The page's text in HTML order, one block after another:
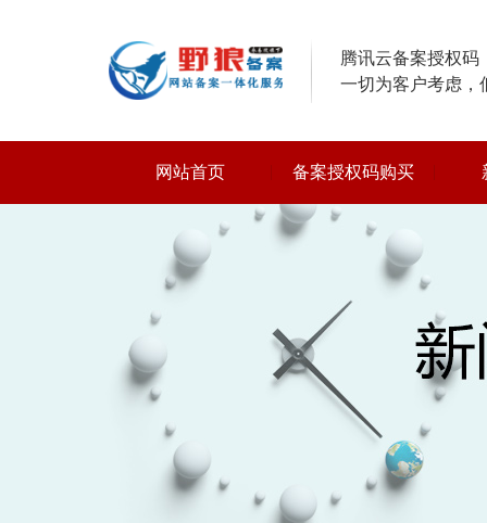
腾讯云备案授权
一切为客户考虑，
网站首页 备案授权码购买